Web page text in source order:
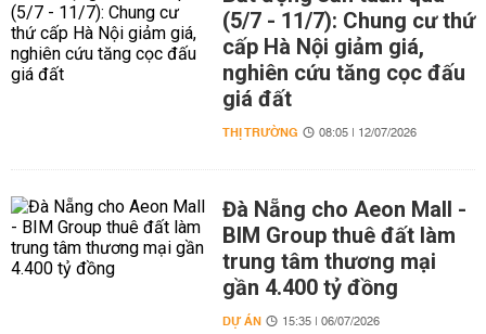
(5/7 - 11/7): Chung cư thứ
cấp Hà Nội giảm giá,
nghiên cứu tăng cọc đấu
giá đất
THỊ TRƯỜNG 08:05 | 12/07/2026
Đà Nẵng cho Aeon Mall -
BIM Group thuê đất làm
trung tâm thương mại
gần 4.400 tỷ đồng
DỰ ÁN 15:35 | 06/07/2026